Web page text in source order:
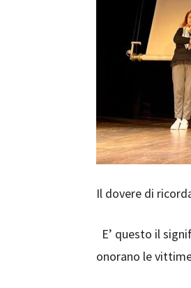
Il dovere di
E’ questo il
onorano le